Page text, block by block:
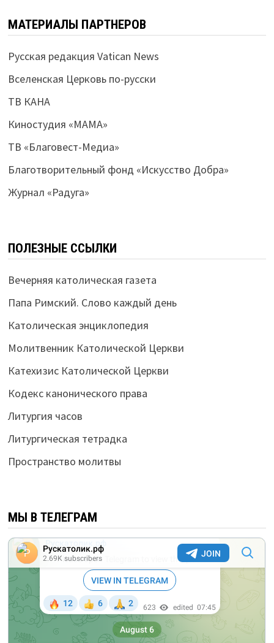
МАТЕРИАЛЫ ПАРТНЕРОВ
Русская редакция Vatican News
Вселенская Церковь по-русски
ТВ КАНА
Киностудия «МАМА»
ТВ «Благовест-Медиа»
Благотворительный фонд «Искусство Добра»
Журнал «Радуга»
ПОЛЕЗНЫЕ ССЫЛКИ
Вечерняя католическая газета
Папа Римский. Слово каждый день
Католическая энциклопедия
Молитвенник Католической Церкви
Катехизис Католической Церкви
Кодекс канонического права
Литургия часов
Литургическая тетрадка
Пространство молитвы
МЫ В ТЕЛЕГРАМ